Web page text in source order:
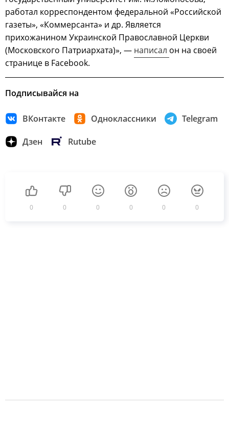
работал корреспондентом федеральной «Российской
газеты», «Коммерсанта» и др. Является
прихожанином Украинской Православной Церкви
(Московского Патриархата)», — написал он на своей
странице в Facebook.
Подписывайся на
ВКонтакте Одноклассники Telegram
Дзен Rutube
0 0 0 0 0 0